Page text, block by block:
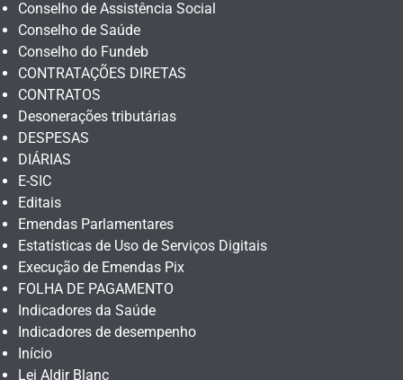
Conselho de Assistência Social
Conselho de Saúde
Conselho do Fundeb
CONTRATAÇÕES DIRETAS
CONTRATOS
Desonerações tributárias
DESPESAS
DIÁRIAS
E-SIC
Editais
Emendas Parlamentares
Estatísticas de Uso de Serviços Digitais
Execução de Emendas Pix
FOLHA DE PAGAMENTO
Indicadores da Saúde
Indicadores de desempenho
Início
Lei Aldir Blanc